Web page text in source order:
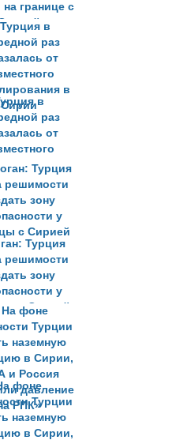
границе с
Сирией
в
раз
от
в
Сирии
Турция
решимости
зону
у
с Сирией
фоне
Турции
наземную
в Сирии,